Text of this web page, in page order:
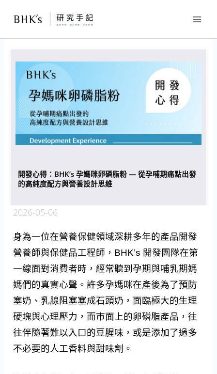
要
開發心得：BHK’s 孕媽咪卵磷脂粉 — 從孕哺期痛點出發
的高純度配方與營養設計思維
2026-05-06
身為一位在營養保健領域深耕多年的產品開發
營養師與保健品工程師，BHK’s 開發團隊在第
一線面對消費者時，經常聽到孕期與哺乳期媽
媽們的真實心聲。許多孕媽咪在產後為了預防
塞奶、乳腺阻塞塞成石頭奶，面臨極大的生理
硬塊與心理壓力，而市面上的卵磷脂產品，往
往伴隨著難以入口的豆腥味，或是添加了過多
不必要的人工香料與甜味劑。